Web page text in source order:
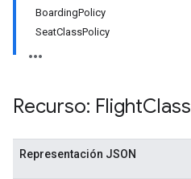
BoardingPolicy
SeatClassPolicy
Recurso: FlightClass
Representación JSON